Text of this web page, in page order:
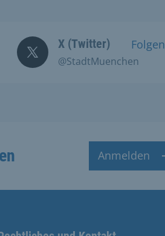
X (Twitter)
@StadtMuenchen
Folgen
Anmelden